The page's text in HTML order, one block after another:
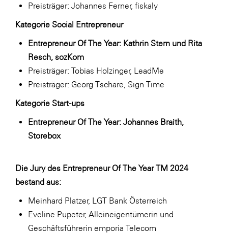
Preisträger: Johannes Ferner, fiskaly
Kategorie Social Entrepreneur
Entrepreneur Of The Year: Kathrin Stern und Rita
Resch, sozKom
Preisträger: Tobias Holzinger, LeadMe
Preisträger: Georg Tschare, Sign Time
Kategorie Start-ups
Entrepreneur Of The Year: Johannes Braith,
Storebox
Die Jury des Entrepreneur Of The Year TM 2024
bestand aus:
Meinhard Platzer, LGT Bank Österreich
Eveline Pupeter, Alleineigentümerin und
Geschäftsführerin emporia Telecom